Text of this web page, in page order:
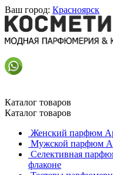
Ваш город: Красноярск
Каталог товаров
Каталог товаров
Женский парфюм
Мужской парфюм
Селективная
флаконе